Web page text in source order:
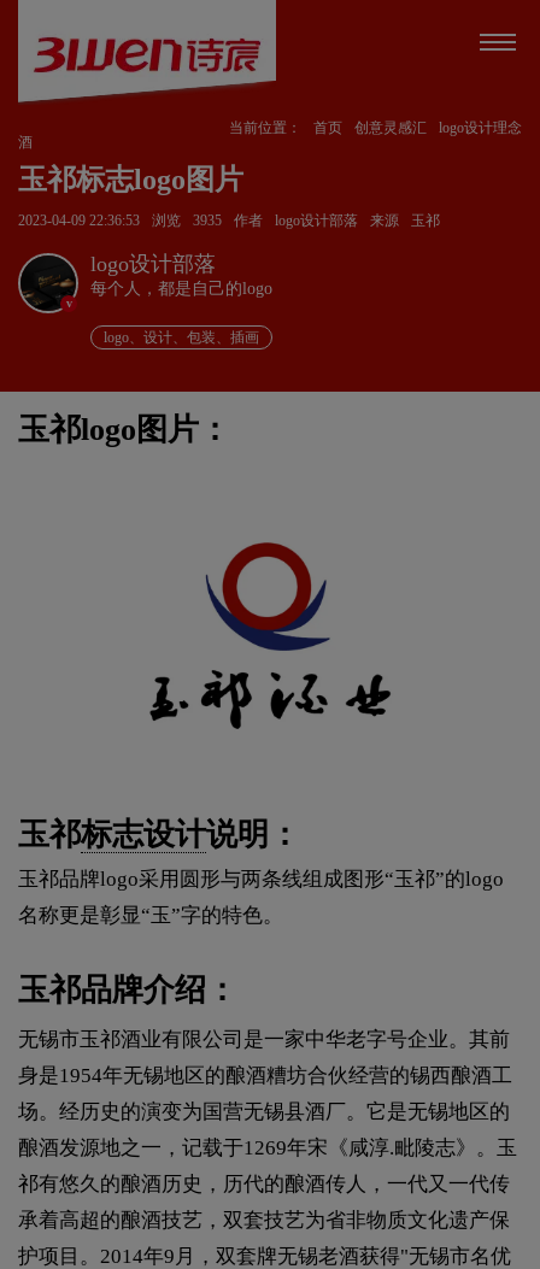
当前位置： 首页 创意灵感汇
logo设计理念
酒
玉祁标志logo图片
2023-04-09 22:36:53 浏览 3935 作者 logo设计部落 来源 玉祁
v
logo设计部落
每个人，都是自己的logo
logo、设计、包装、插画
玉祁logo图片：
玉祁标志设计说明：
玉祁品牌logo采用圆形与两条线组成图形“玉祁”的logo
名称更是彰显“玉”字的特色。
玉祁品牌介绍：
无锡市玉祁酒业有限公司是一家中华老字号企业。其前
身是1954年无锡地区的酿酒糟坊合伙经营的锡西酿酒工
场。经历史的演变为国营无锡县酒厂。它是无锡地区的
酿酒发源地之一，记载于1269年宋《咸淳.毗陵志》。玉
祁有悠久的酿酒历史，历代的酿酒传人，一代又一代传
承着高超的酿酒技艺，双套技艺为省非物质文化遗产保
护项目。2014年9月，双套牌无锡老酒获得"无锡市名优